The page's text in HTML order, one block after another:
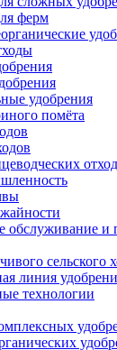
ферм
удобрения
помёта
обслуживание и
сельского
линия
технологии